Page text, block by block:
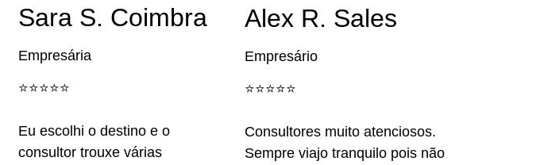
Sara S. Coimbra
Empresária
⭐️⭐️⭐️⭐️⭐️
Eu escolhi o destino e o
consultor trouxe várias
Alex R. Sales
Empresário
⭐️⭐️⭐️⭐️⭐️
Consultores muito atenciosos.
Sempre viajo tranquilo pois não